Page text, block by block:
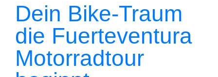
Dein Bike-Traum
die Fuerteventura
Motorradtour